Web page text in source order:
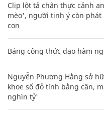
Clip lột tả chân thực cảnh
mèo', người tinh ý còn
con
Bảng công thức đạo hàm
Nguyễn Phương Hằng sở
khoe sổ đỏ tính bằng cân,
nghìn tỷ'